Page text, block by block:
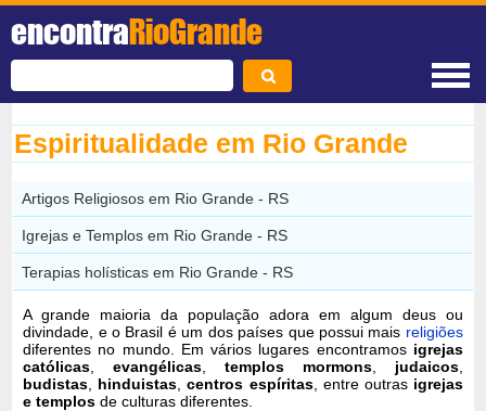
encontraRioGrande
Espiritualidade em Rio Grande
Artigos Religiosos em Rio Grande - RS
Igrejas e Templos em Rio Grande - RS
Terapias holísticas em Rio Grande - RS
A grande maioria da população adora em algum deus ou
divindade, e o Brasil é um dos países que possui mais religiões
diferentes no mundo. Em vários lugares encontramos igrejas
católicas ,evangélicas ,templos mormons, judaicos,
budistas
hinduistas ,centros espíritas, entre outras igrejas
e templos de culturas diferentes.